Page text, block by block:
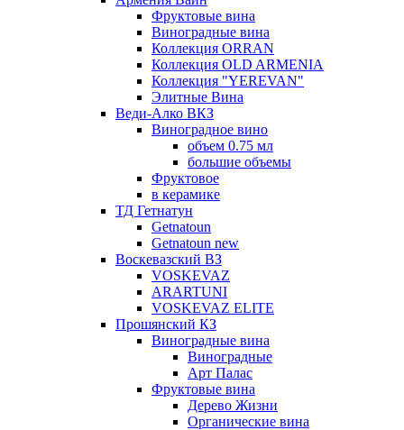
Фруктовые вина
Виноградные вина
Коллекция ORRAN
Коллекция OLD ARMENIA
Коллекция "YEREVAN"
Элитные Вина
Веди-Алко ВКЗ
Виноградное вино
объем 0.75 мл
большие объемы
Фруктовое
в керамике
ТД Гетнатун
Getnatoun
Getnatoun new
Воскевазский ВЗ
VOSKEVAZ
ARARTUNI
VOSKEVAZ ELITE
Прошянский КЗ
Виноградные вина
Виноградные
Арт Палас
Фруктовые вина
Дерево Жизни
Органические вина